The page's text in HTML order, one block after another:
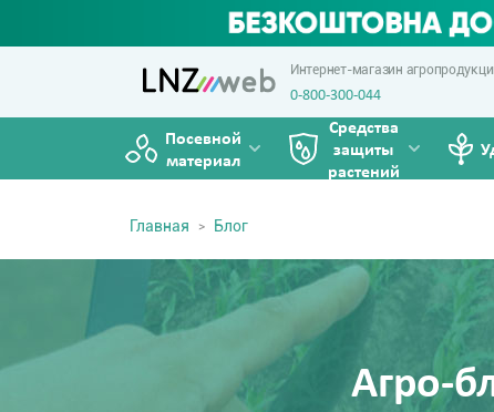
Интернет-магазин
0-800-300-044
Посевной
материал
Средства
защиты
растений
Главная Блог
Агро-